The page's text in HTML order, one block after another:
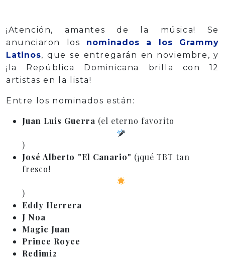
¡Atención, amantes de la música! Se
anunciaron los nominados a los Grammy
Latinos, que se entregarán en noviembre, y
¡la República Dominicana brilla con 12
artistas en la lista!
Entre los nominados están:
Juan Luis Guerra (el eterno favorito
)
José Alberto "El Canario" (¡qué TBT tan
fresco!
)
Eddy Herrera
J Noa
Magic Juan
Prince Royce
Redimi2